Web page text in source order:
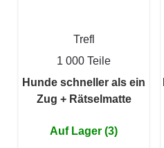
Trefl
1 000 Teile
Hunde schneller als ein
Zug + Rätselmatte
Auf Lager (3)